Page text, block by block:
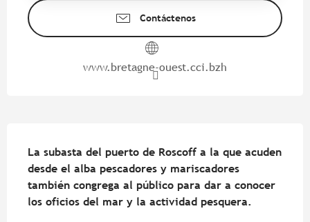
Contáctenos
www.bretagne-ouest.cci.bzh
La subasta del puerto de Roscoff a la que acuden
desde el alba pescadores y mariscadores
también congrega al público para dar a conocer
los oficios del mar y la actividad pesquera.